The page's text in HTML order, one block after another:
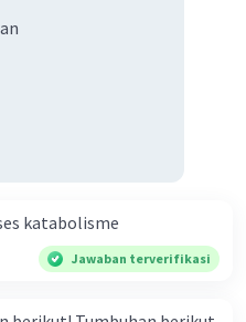
katabolisme
Jawaban terverifikasi